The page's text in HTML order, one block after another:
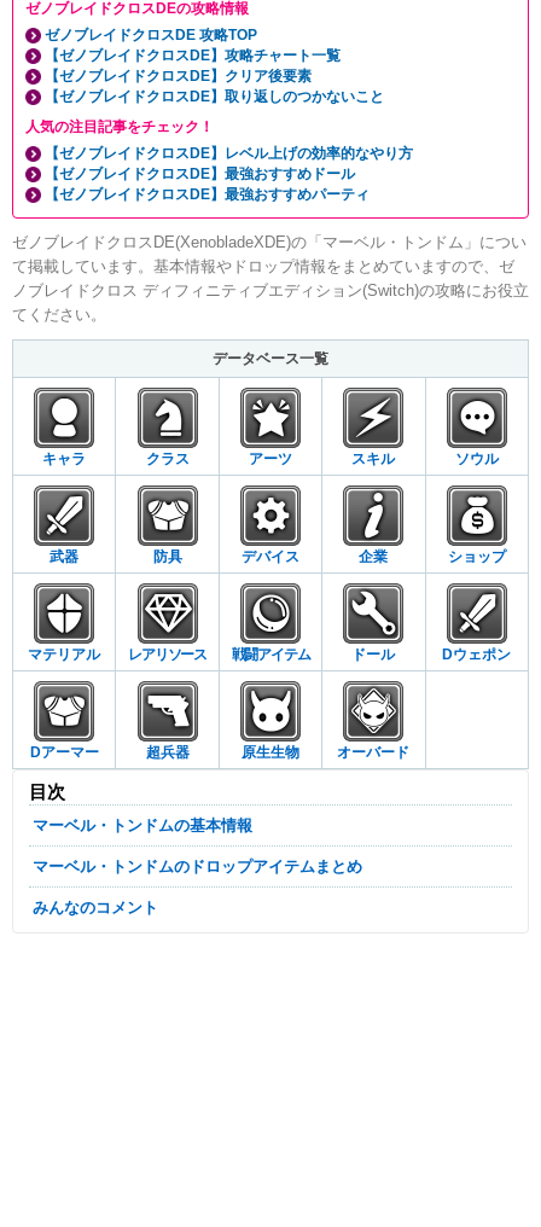
ゼノブレイドクロスDEの攻略情報
ゼノブレイドクロスDE 攻略TOP
【ゼノブレイドクロスDE】攻略チャート一覧
【ゼノブレイドクロスDE】クリア後要素
【ゼノブレイドクロスDE】取り返しのつかないこと
人気の注目記事をチェック！
【ゼノブレイドクロスDE】レベル上げの効率的なやり方
【ゼノブレイドクロスDE】最強おすすめドール
【ゼノブレイドクロスDE】最強おすすめパーティ
ゼノブレイドクロスDE(XenobladeXDE)の「マーベル・トンドム」につい
て掲載しています。基本情報やドロップ情報をまとめていますので、ゼ
ノブレイドクロス ディフィニティブエディション(Switch)の攻略にお役立
てください。
データベース一覧
キャラ クラス アーツ スキル ソウル
武器 防具 デバイス 企業 ショップ
マテリアル レアリソース 戦闘アイテム ドール Dウェポン
Dアーマー 超兵器 原生生物 オーバード
目次
マーベル・トンドムの基本情報
マーベル・トンドムのドロップアイテムまとめ
みんなのコメント